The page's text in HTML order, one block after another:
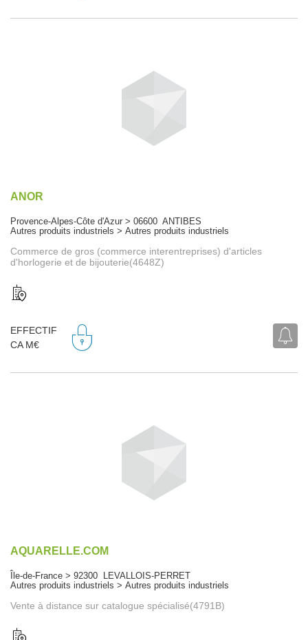
ANOR
Provence-Alpes-Côte d'Azur > 06600 ANTIBES
Autres produits industriels > Autres produits industriels
Commerce de gros (commerce interentreprises) d'articles
d'horlogerie et de bijouterie(4648Z)
EFFECTIF
CA M€
AQUARELLE.COM
Île-de-France > 92300 LEVALLOIS-PERRET
Autres produits industriels > Autres produits industriels
Vente à distance sur catalogue spécialisé(4791B)